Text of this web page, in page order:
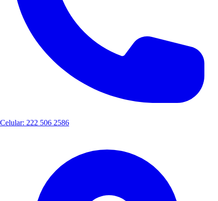
Celular: 222 506 2586